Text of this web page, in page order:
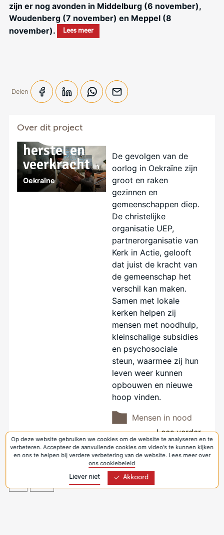
Op deze website gebruiken we cookies om de website te analyseren en te
verbeteren. Accepteer de aanvullende cookies om video's te kunnen kijken
en ons te helpen bij verdere verbetering van de website. Lees meer over
ons cookiebeleid
Liever niet Akkoord
zijn er nog avonden in Middelburg (6 november),
Woudenberg (7 november) en Meppel (8
november).
Lees meer
Delen
Over dit project
Samen
bouwen aan
herstel en
veerkrachtin
Oekraïne
De gevolgen van de
oorlog in Oekraïne zijn
groot en raken
gezinnen en
gemeenschappen diep.
De christelijke
organisatie UEP,
partnerorganisatie van
Kerk in Actie, gelooft
dat juist de kracht van
de gemeenschap het
verschil kan maken.
Samen met lokale
kerken helpen zij
mensen met noodhulp,
kleinschalige subsidies
en psychosociale
steun, waarmee zij hun
leven weer kunnen
opbouwen en nieuwe
hoop vinden.
Mensen in nood
Lees verder
Was deze informatie zinvol?